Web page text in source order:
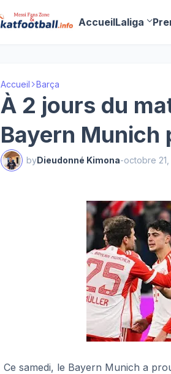
AccueilLaliga
Accueil Barça
À 2 jours du
Bayern Munich
byDieudonné Kimona-octobre
Ce samedi, le Bayern Munich a